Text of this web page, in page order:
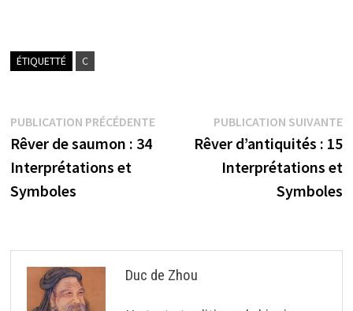
ÉTIQUETTÉ C
Navigation
de
l’article
PUBLICATION PRÉCÉDENTEPublication
précédente :
Rêver de saumon : 34
Interprétations et
Symboles
PUBLICATION SUIVANTE
Rêver d’antiquités : 15
Interprétations et
Symboles
Duc de Zhou